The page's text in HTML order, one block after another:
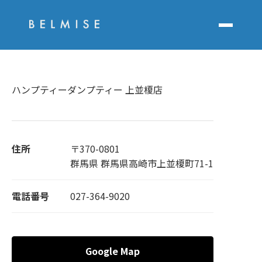
ハンプティーダンプティー 上並榎店
住所
〒370-0801
群馬県 群馬県高崎市上並榎町71-1
電話番号 027-364-9020
Google Map